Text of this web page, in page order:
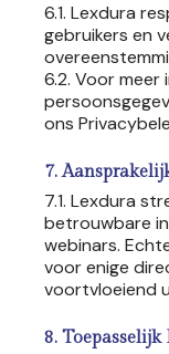
6.1. Lexdura
gebruikers en
6.2. Voor meer
ons
7.
7.1. Lexdura
betrouwbare
webinars.
voor enige
voortvloeiend
8. Toepasselijk